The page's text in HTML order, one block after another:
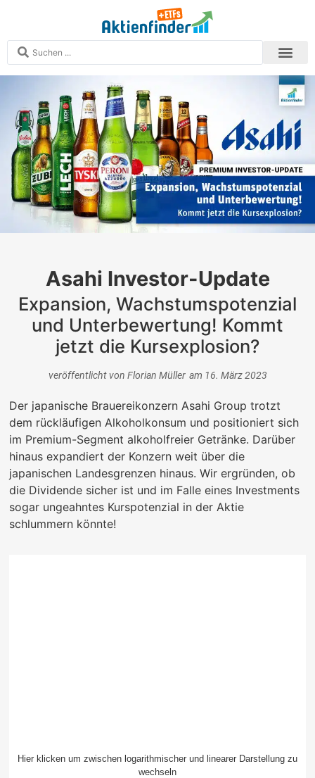
Asahi Investor-Update
Expansion, Wachstumspotenzial
und Unterbewertung! Kommt
jetzt die Kursexplosion?
veröffentlicht von Florian Müller am 16. März 2023
Der japanische Brauereikonzern Asahi Group trotzt
dem rückläufigen Alkoholkonsum und positioniert sich
im Premium-Segment alkoholfreier Getränke. Darüber
hinaus expandiert der Konzern weit über die
japanischen Landesgrenzen hinaus. Wir ergründen, ob
die Dividende sicher ist und im Falle eines Investments
sogar ungeahntes Kurspotenzial in der Aktie
schlummern könnte!
Hier klicken um zwischen logarithmischer und linearer Darstellung zu
wechseln